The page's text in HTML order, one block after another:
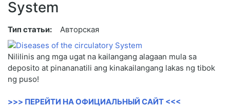
System
Тип статьи: Авторская
Nililinis ang mga ugat na kailangang alagaan mula sa
deposito at pinananatili ang kinakailangang lakas ng tibok
ng puso!
>>> ПЕРЕЙТИ НА ОФИЦИАЛЬНЫЙ САЙТ <<<